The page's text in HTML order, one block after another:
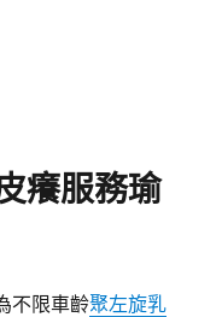
癢服務瑜
不限車齡聚左旋乳